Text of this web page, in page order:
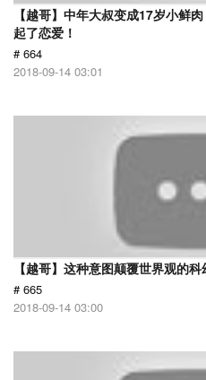
【越哥】中年大叔变成17岁小鲜
起了恋爱！
# 664
2018-09-14 03:01
【越哥】这种意图颠覆世界观的
# 665
2018-09-14 03:00